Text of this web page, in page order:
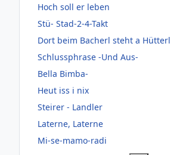
Hoch soll er leben
Stü- Stad-2-4-Takt
Dort beim Bacherl steht a Hütterl
Schlussphrase -Und Aus-
Bella Bimba-
Heut iss i nix
Steirer - Landler
Laterne, Laterne
Mi-se-mamo-radi